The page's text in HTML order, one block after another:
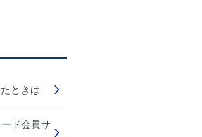
ときは
ド会員サ